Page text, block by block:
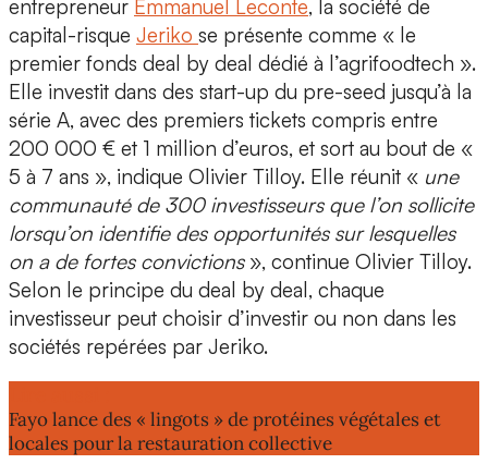
entrepreneur Emmanuel Leconte, la société de
capital-risque Jeriko se présente comme « le
premier fonds deal by deal dédié à l’agrifoodtech ».
Elle investit dans des start-up du pre-seed jusqu’à la
série A, avec des premiers tickets compris entre
200 000 € et 1 million d’euros, et sort au bout de «
5 à 7 ans », indique Olivier Tilloy. Elle réunit « une
communauté de 300 investisseurs que l’on sollicite
lorsqu’on identifie des opportunités sur lesquelles
on a de fortes convictions», continue Olivier Tilloy.
Selon le principe du deal by deal, chaque
investisseur peut choisir d’investir ou non dans les
sociétés repérées par Jeriko.
Fayo lance des « lingots » de protéines végétales et
locales pour la restauration collective